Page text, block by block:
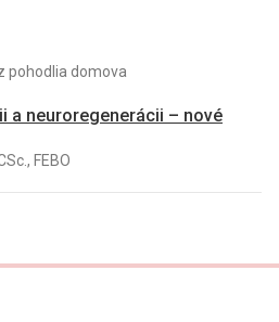
pohodlia domova
a neuroregenerácii – nové
FEBO